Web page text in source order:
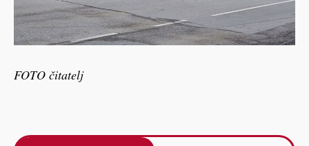
FOTO čitatelj